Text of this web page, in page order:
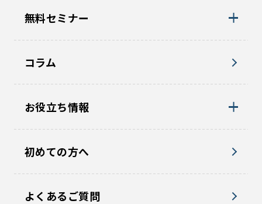
無料セミナー
コラム
お役立ち情報
初めての方へ
よくあるご質問